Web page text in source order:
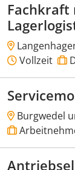
Fachkraft
Vollzeit
Burgwedel